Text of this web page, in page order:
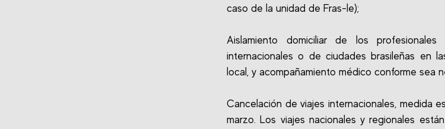
caso de la unidad de Fras-le);
Aislamiento domiciliar de los
internacionales o de ciudades brasileñas en
local, y acompañamiento médico conforme sea
Cancelación de viajes internacionales, medida
marzo. Los viajes nacionales y regionales